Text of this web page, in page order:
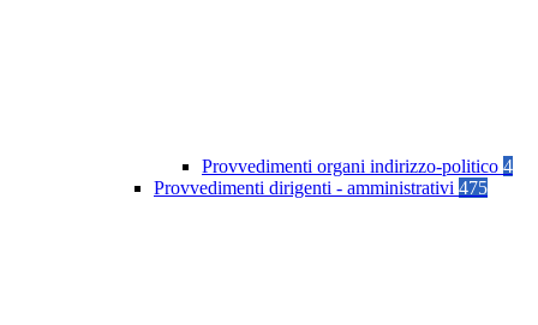
Provvedimenti organi indirizzo-politico 4
Provvedimenti dirigenti - amministrativi 475